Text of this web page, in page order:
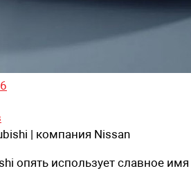
| компания Nissan
опять использует славное имя